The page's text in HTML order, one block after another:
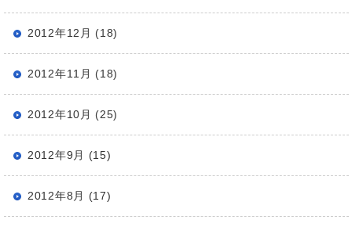
2012年12月 (18)
2012年11月 (18)
2012年10月 (25)
2012年9月 (15)
2012年8月 (17)